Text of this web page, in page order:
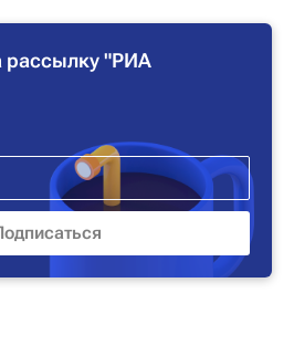
рассылку "РИА